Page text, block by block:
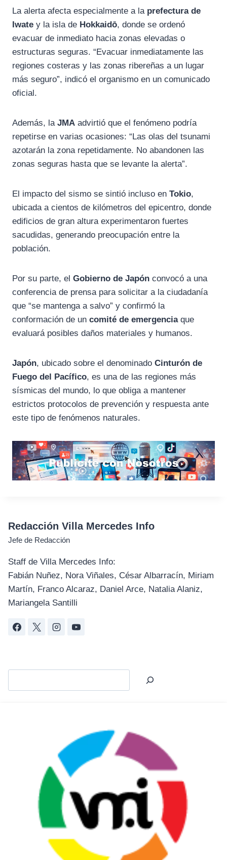
La alerta afecta especialmente a la prefectura de
Iwate y la isla de Hokkaidō, donde se ordenó
evacuar de inmediato hacia zonas elevadas o
estructuras seguras. “Evacuar inmediatamente las
regiones costeras y las zonas ribereñas a un lugar
más seguro”, indicó el organismo en un comunicado
oficial.
Además, la JMA advirtió que el fenómeno podría
repetirse en varias ocasiones: “Las olas del tsunami
azotarán la zona repetidamente. No abandonen las
zonas seguras hasta que se levante la alerta”.
El impacto del sismo se sintió incluso en Tokio,
ubicada a cientos de kilómetros del epicentro, donde
edificios de gran altura experimentaron fuertes
sacudidas, generando preocupación entre la
población.
Por su parte, el Gobierno de Japón convocó a una
conferencia de prensa para solicitar a la ciudadanía
que “se mantenga a salvo” y confirmó la
conformación de un comité de emergenciaque
evaluará posibles daños materiales y humanos.
Japón, ubicado sobre el denominado Cinturón de
Fuego del Pacífico, es una de las regiones más
sísmicas del mundo, lo que obliga a mantener
estrictos protocolos de prevención y respuesta ante
este tipo de fenómenos naturales.
Redacción Villa Mercedes Info
Jefe de Redacción
Staff de Villa Mercedes Info:
Fabián Nuñez, Nora Viñales, César Albarracín, Miriam
Martín, Franco Alcaraz, Daniel Arce, Natalia Alaniz,
Mariangela Santilli